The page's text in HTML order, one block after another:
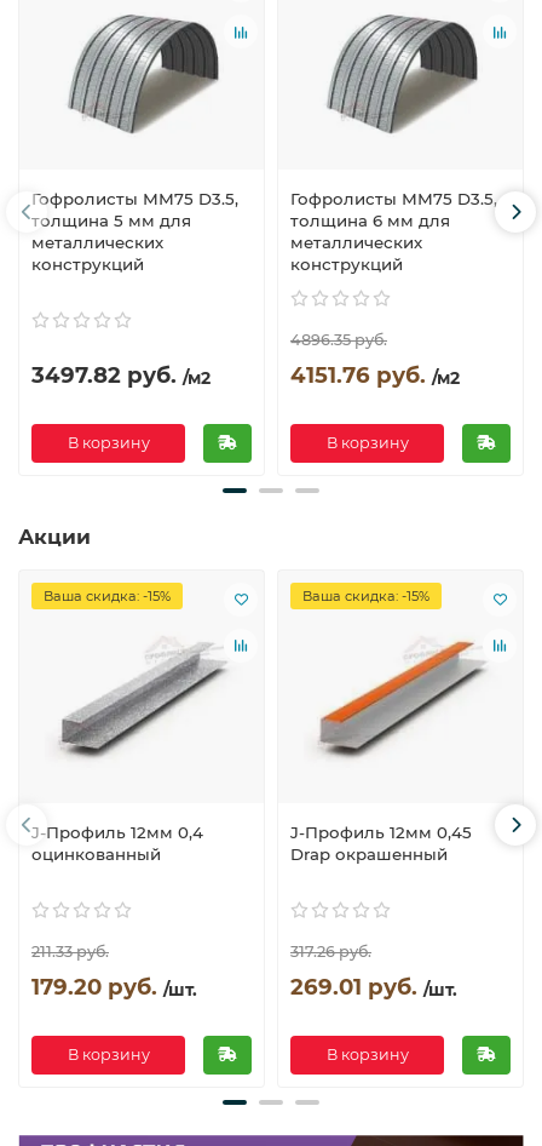
Гофролисты ММ75 D3.5,
толщина 5 мм для
металлических
конструкций
3497.82 руб. /м2
В корзину
Гофролисты ММ75 D3.5,
толщина 6 мм для
металлических
конструкций
4896.35 руб.
4151.76 руб. /м2
В корзину
Акции
Ваша скидка: -15%
J-Профиль 12мм 0,4
оцинкованный
211.33 руб.
179.20 руб. /шт.
В корзину
Ваша скидка: -15%
J-Профиль 12мм 0,45
Drap окрашенный
317.26 руб.
269.01 руб. /шт.
В корзину